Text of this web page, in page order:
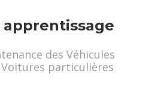
apprentissage
des Véhicules
particulières